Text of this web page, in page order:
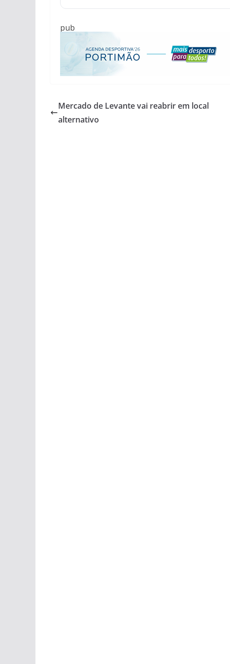
pub
Mercado de Levante vai reabrir em local
alternativo